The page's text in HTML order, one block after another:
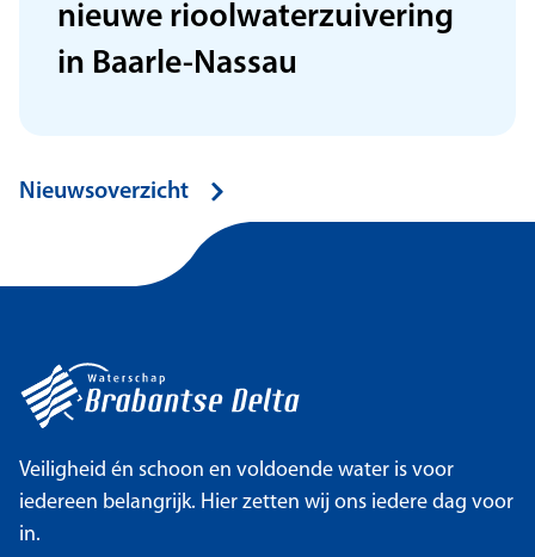
nieuwe rioolwaterzuivering
in Baarle-Nassau
Nieuwsoverzicht
Veiligheid én schoon en voldoende water is voor
iedereen belangrijk. Hier zetten wij ons iedere dag voor
in.